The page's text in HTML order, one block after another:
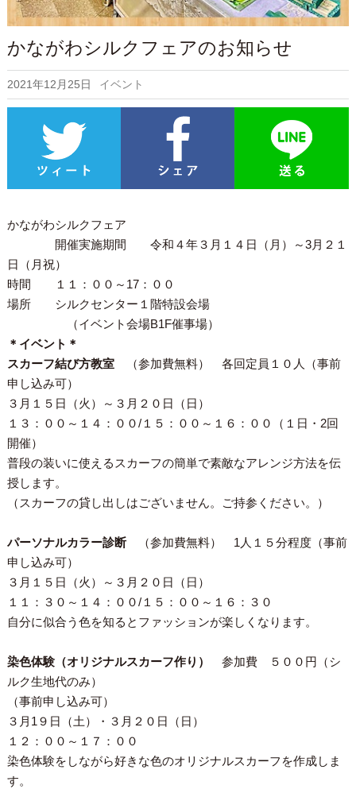
かながわシルクフェアのお知らせ
2021年12月25日 イベント
かながわシルクフェア
開催実施期間 令和４年３月１４日（月）～3月２１
日（月祝）
時間 １１：００～17：００
場所 シルクセンター１階特設会場
（イベント会場B1F催事場）
＊イベント＊
スカーフ結び方教室（参加費無料） 各回定員１０人（事前
申し込み可）
３月１５日（火）～３月２０日（日）
１３：００～１４：００/１５：００～１６：００（１日・2回
開催）
普段の装いに使えるスカーフの簡単で素敵なアレンジ方法を伝
授します。
（ スカーフの貸し出しはございません。ご持参ください。 ）
パーソナルカラー診断 （参加費無料） 1人１５分程度（事前
申し込み可）
３月１５日（火）～３月２０日（日）
１１：３０～１４：００/１５：００～１６：３０
自分に似合う色を知るとファッションが楽しくなります。
染色体験（オリジナルスカーフ作り）
参加費 ５００円（シ
ルク生地代のみ）
（事前申し込み可）
３月1９日（土）・３月２０日（日）
１２：００～１７：００
染色体験をしながら好きな色のオリジナルスカーフを作成しま
す。